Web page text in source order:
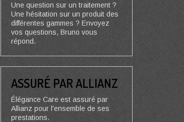
Une question sur un traitement ?
Une hésitation sur un produit des
différentes gammes ? Envoyez
vos questions, Bruno vous
répond.
ASSURÉ PAR ALLIANZ
Élégance Care est assuré par
Allianz pour l'ensemble de ses
prestations.